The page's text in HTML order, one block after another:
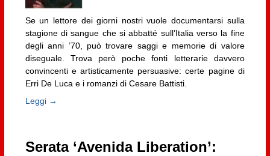
Se un lettore dei giorni nostri vuole documentarsi sulla
stagione di sangue che si abbatté sull’Italia verso la fine
degli anni ’70, può trovare saggi e memorie di valore
diseguale. Trova però poche fonti letterarie davvero
convincenti e artisticamente persuasive: certe pagine di
Erri De Luca e i romanzi di Cesare Battisti.
Leggi →
Serata ‘Avenida Liberation’: